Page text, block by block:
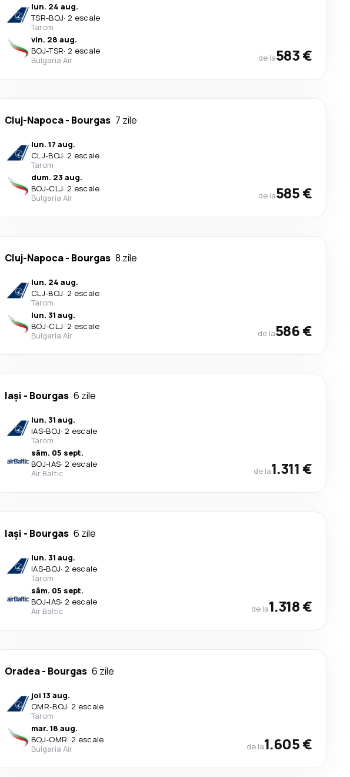
lun. 24 aug.
TSR-BOJ· 2 escale
Tarom
vin. 28 aug.
BOJ-TSR· 2 escale
Bulgaria Air
de la583 €
Cluj-Napoca- Bourgas 7 zile
lun. 17 aug.
CLJ-BOJ· 2 escale
Tarom
dum. 23 aug.
BOJ-CLJ· 2 escale
Bulgaria Air
de la585 €
Cluj-Napoca- Bourgas 8 zile
lun. 24 aug.
CLJ-BOJ· 2 escale
Tarom
lun. 31 aug.
BOJ-CLJ· 2 escale
Bulgaria Air
de la586 €
Iași - Bourgas 6 zile
lun. 31 aug.
IAS-BOJ· 2 escale
Tarom
sâm. 05 sept.
BOJ-IAS· 2 escale
Air Baltic
de la1.311 €
Iași - Bourgas 6 zile
lun. 31 aug.
IAS-BOJ· 2 escale
Tarom
sâm. 05 sept.
BOJ-IAS· 2 escale
Air Baltic
de la1.318 €
Oradea- Bourgas 6 zile
joi 13 aug.
OMR-BOJ· 2 escale
Tarom
mar. 18 aug.
BOJ-OMR· 2 escale
Bulgaria Air
de la1.605 €